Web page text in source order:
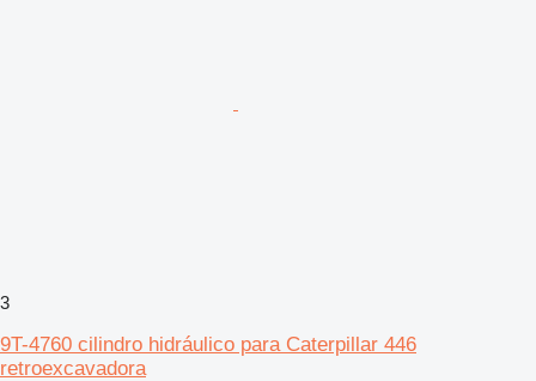
3
9T-4760 cilindro hidráulico para Caterpillar 446
retroexcavadora